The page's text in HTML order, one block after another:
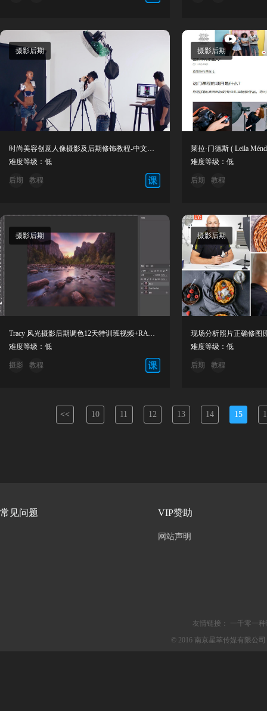
摄影后期
时尚美容创意人像摄影及后期修饰教程-中文字幕
难度等级：低
后期 教程
摄影后期
难度等级：低
后期 教程
摄影后期
Tracy 风光摄影后期调色12天特训班视频+RAW原图素材
难度等级：低
摄影 教程
摄影后期
难度等级：低
后期 教程
<< 10 11 12 13 14 15
常见问题 VIP赞助
网站声明
友情链接：
一千零一
© 2016 南京星萃传媒有限公司